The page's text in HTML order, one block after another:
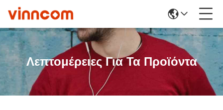
Λεπτομέρειες Για Τα Προϊόντα